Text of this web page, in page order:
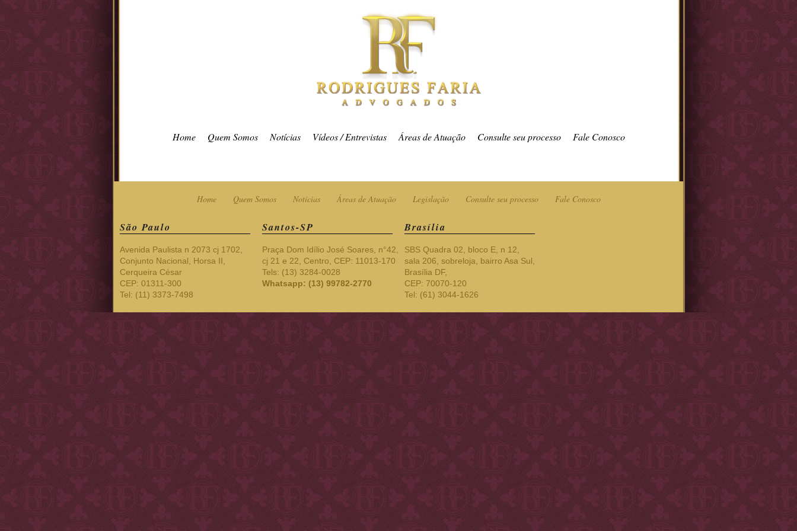
Home Quem Somos Notícias Vídeos / Entrevistas Áreas de Atuação Consulte seu processo Fale Conosco
Home Quem Somos Notícias Áreas de Atuação Legislação Consulte seu processo Fale Conosco
São Paulo
Avenida Paulista n 2073 cj 1702,
Conjunto Nacional, Horsa II,
Cerqueira César
CEP: 01311-300
Tel: (11) 3373-7498
Santos-SP
Praça Dom Idílio José Soares, n°42,
cj 21 e 22, Centro, CEP: 11013-170
Tels: (13) 3284-0028
Whatsapp: (13) 99782-2770
Brasília
SBS Quadra 02, bloco E, n 12,
sala 206, sobreloja, bairro Asa Sul,
Brasília DF,
CEP: 70070-120
Tel: (61) 3044-1626